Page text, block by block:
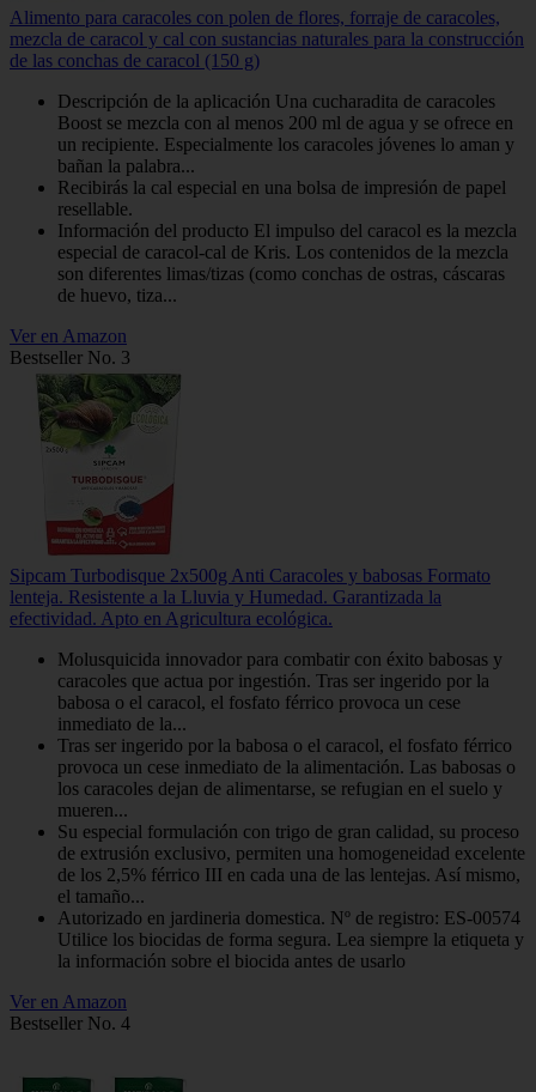
Alimento para caracoles con polen de flores, forraje de caracoles,
mezcla de caracol y cal con sustancias naturales para la construcción
de las conchas de caracol (150 g)
Descripción de la aplicación Una cucharadita de caracoles
Boost se mezcla con al menos 200 ml de agua y se ofrece en
un recipiente. Especialmente los caracoles jóvenes lo aman y
bañan la palabra...
Recibirás la cal especial en una bolsa de impresión de papel
resellable.
Información del producto El impulso del caracol es la mezcla
especial de caracol-cal de Kris. Los contenidos de la mezcla
son diferentes limas/tizas (como conchas de ostras, cáscaras
de huevo, tiza...
Ver en Amazon
Bestseller No. 3
Sipcam Turbodisque 2x500g Anti Caracoles y babosas Formato
lenteja. Resistente a la Lluvia y Humedad. Garantizada la
efectividad. Apto en Agricultura ecológica.
Molusquicida innovador para combatir con éxito babosas y
caracoles que actua por ingestión. Tras ser ingerido por la
babosa o el caracol, el fosfato férrico provoca un cese
inmediato de la...
Tras ser ingerido por la babosa o el caracol, el fosfato férrico
provoca un cese inmediato de la alimentación. Las babosas o
los caracoles dejan de alimentarse, se refugian en el suelo y
mueren...
Su especial formulación con trigo de gran calidad, su proceso
de extrusión exclusivo, permiten una homogeneidad excelente
de los 2,5% férrico III en cada una de las lentejas. Así mismo,
el tamaño...
Autorizado en jardineria domestica. Nº de registro: ES-00574
Utilice los biocidas de forma segura. Lea siempre la etiqueta y
la información sobre el biocida antes de usarlo
Ver en Amazon
Bestseller No. 4